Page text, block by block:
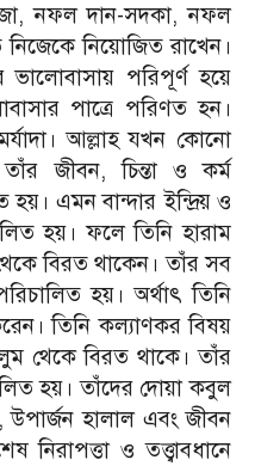
নফল দান-সদকা, নফল
নিয়োজিত রাখেন।
পরিপূর্ণ হয়ে
পাত্রে পরিণত হন।
আল্লাহ যখন কোনো
জীবন, চিন্তা ও কর্ম
হয়। এমন বান্দার ইন্দ্রিয় ও
হয়। ফলে তিনি হারাম
বিরত থাকেন। তাঁর সব
হয়। অর্থাৎ তিনি
তিনি কল্যাণকর বিষয়
থেকে বিরত থাকে। তাঁর
হয়। তাঁদের দোয়া কবুল
উপার্জন হালাল এবং জীবন
নিরাপত্তা ও তত্ত্বাবধানে